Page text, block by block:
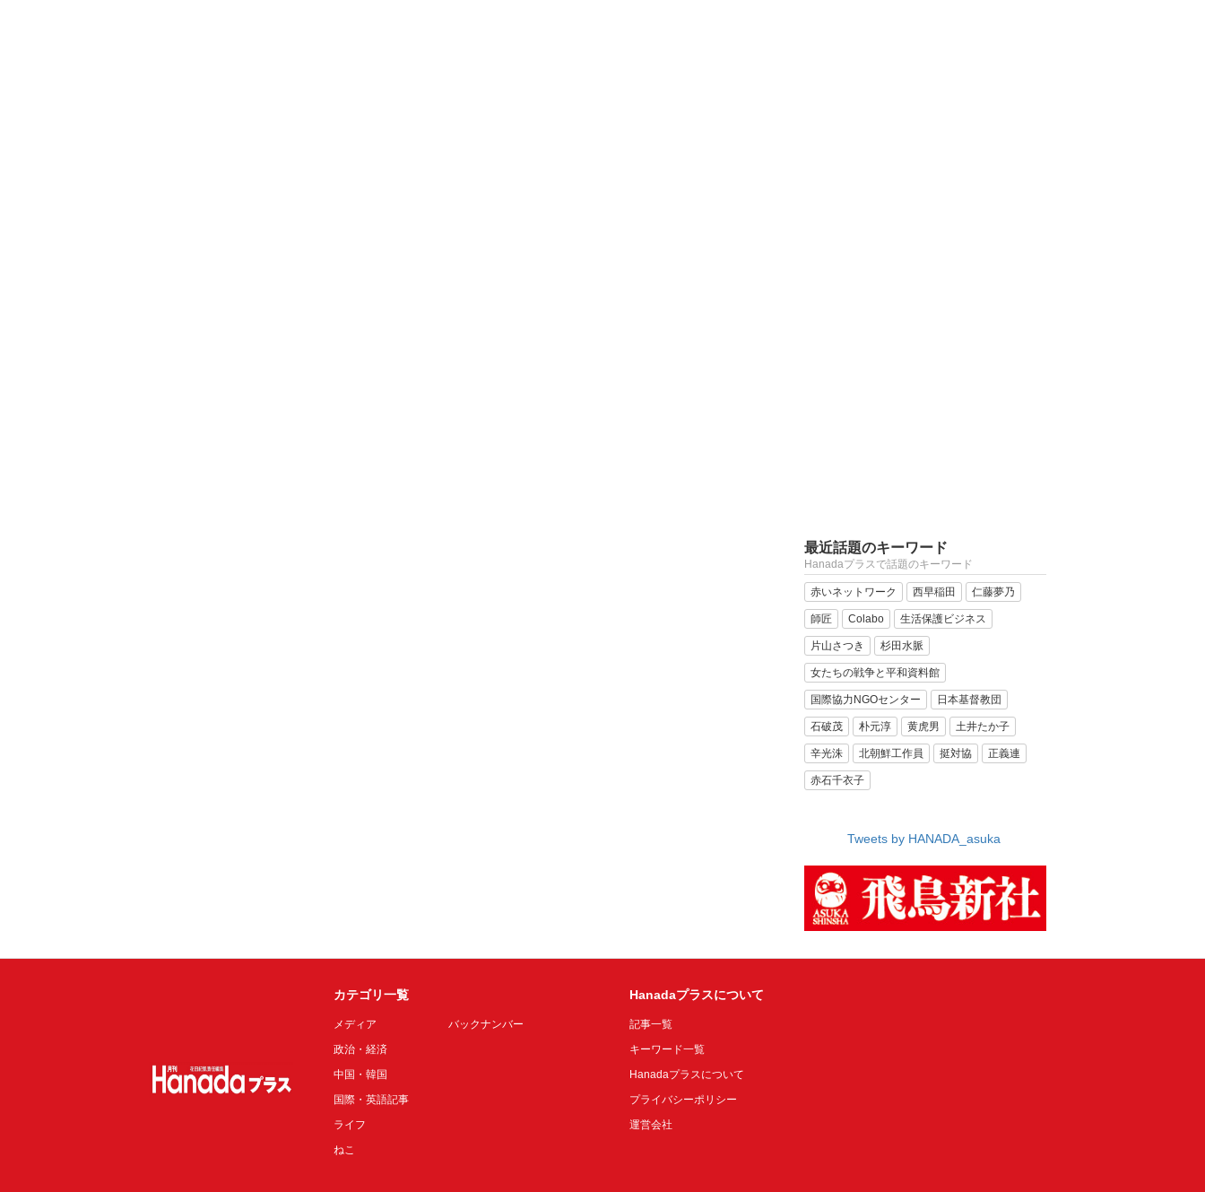
最近話題のキーワード
Hanadaプラスで話題のキーワード
赤いネットワーク 西早稲田 仁藤夢乃
師匠 Colabo 生活保護ビジネス
片山さつき 杉田水脈
女たちの戦争と平和資料館
国際協力NGOセンター 日本基督教団
石破茂 朴元淳 黄虎男 土井たか子
辛光洙 北朝鮮工作員 挺対協 正義連
赤石千衣子
Tweets by HANADA_asuka
カテゴリ一覧
メディア
政治・経済
中国・韓国
国際・英語記事
ライフ
ねこ
バックナンバー
Hanadaプラスについて
記事一覧
キーワード一覧
Hanadaプラスについて
プライバシーポリシー
運営会社